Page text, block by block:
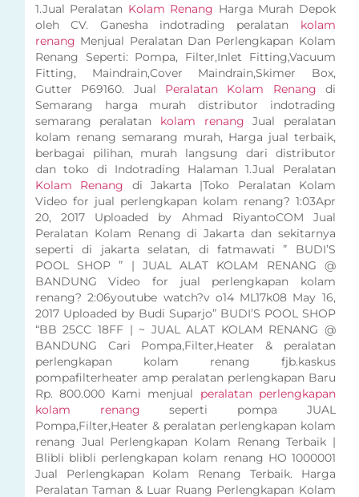
1.Jual Peralatan Kolam Renang Harga Murah Depok
oleh CV. Ganesha indotrading peralatan kolam
renang Menjual Peralatan Dan Perlengkapan Kolam
Renang Seperti: Pompa, Filter,Inlet Fitting,Vacuum
Fitting, Maindrain,Cover Maindrain,Skimer Box,
Gutter P69160. Jual Peralatan Kolam Renang di
Semarang harga murah distributor indotrading
semarang peralatan kolam renang Jual peralatan
kolam renang semarang murah, Harga jual terbaik,
berbagai pilihan, murah langsung dari distributor
dan toko di Indotrading Halaman 1.Jual Peralatan
Kolam Renang di Jakarta |Toko Peralatan Kolam
Video for jual perlengkapan kolam renang? 1:03Apr
20, 2017 Uploaded by Ahmad RiyantoCOM Jual
Peralatan Kolam Renang di Jakarta dan sekitarnya
seperti di jakarta selatan, di fatmawati ” BUDI’S
POOL SHOP ” | JUAL ALAT KOLAM RENANG @
BANDUNG Video for jual perlengkapan kolam
renang? 2:06youtube watch?v o14 ML17k08 May 16,
2017 Uploaded by Budi Suparjo” BUDI’S POOL SHOP
“BB 25CC 18FF | ~ JUAL ALAT KOLAM RENANG @
BANDUNG Cari Pompa,Filter,Heater & peralatan
perlengkapan kolam renang fjb.kaskus
pompafilterheater amp peralatan perlengkapan Baru
Rp. 800.000 Kami menjual peralatan perlengkapan
kolam renang seperti pompa JUAL
Pompa,Filter,Heater & peralatan perlengkapan kolam
renang Jual Perlengkapan Kolam Renang Terbaik |
Blibli blibli perlengkapan kolam renang HO 1000001
Jual Perlengkapan Kolam Renang Terbaik. Harga
Peralatan Taman & Luar Ruang Perlengkapan Kolam